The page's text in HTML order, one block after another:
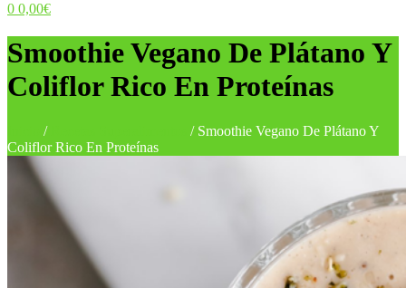
0 0,00€
Smoothie Vegano De Plátano Y
Coliflor Rico En Proteínas
/ / Smoothie Vegano De Plátano Y
Coliflor Rico En Proteínas